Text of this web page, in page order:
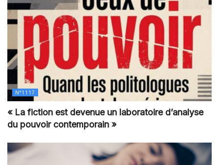
N°1117
« La fiction est devenue un laboratoire d’analyse
du pouvoir contemporain »